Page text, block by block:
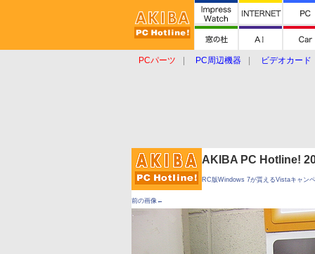
PCパーツ PC周辺機器
ビデオカード
AKIBA PC Hotline!
RC版Windows 7が貰えるVistaキャン
前の画像←